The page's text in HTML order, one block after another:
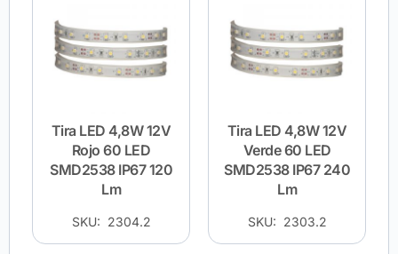
Tira LED 4,8W 12V
Rojo 60 LED
SMD2538 IP67 120
Lm
SKU: 2304.2
Tira LED 4,8W 12V
Verde 60 LED
SMD2538 IP67 240
Lm
SKU: 2303.2